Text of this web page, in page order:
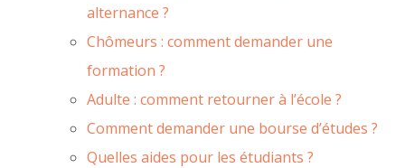
alternance ?
Chômeurs : comment demander une
formation ?
Adulte : comment retourner à l’école ?
Comment demander une bourse d’études ?
Quelles aides pour les étudiants ?